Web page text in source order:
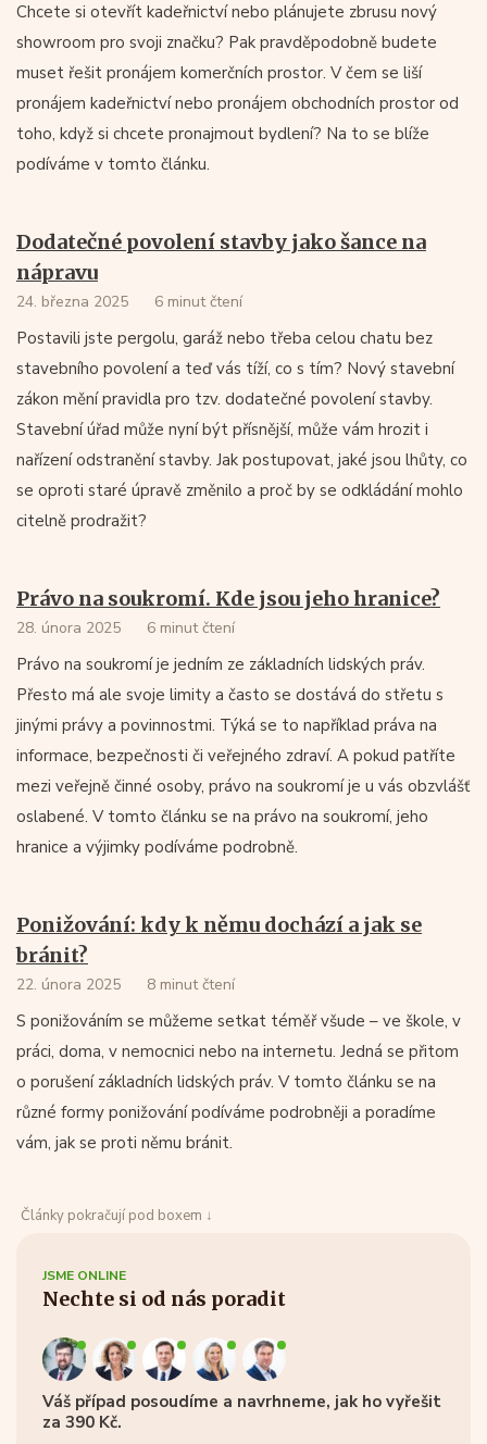
Chcete si otevřít kadeřnictví nebo plánujete zbrusu nový
showroom pro svoji značku? Pak pravděpodobně budete
muset řešit pronájem komerčních prostor. V čem se liší
pronájem kadeřnictví nebo pronájem obchodních prostor od
toho, když si chcete pronajmout bydlení? Na to se blíže
podíváme v tomto článku.
Dodatečné povolení stavby jako šance na
nápravu
24. března 2025 6 minut čtení
Postavili jste pergolu, garáž nebo třeba celou chatu bez
stavebního povolení a teď vás tíží, co s tím? Nový stavební
zákon mění pravidla pro tzv. dodatečné povolení stavby.
Stavební úřad může nyní být přísnější, může vám hrozit i
nařízení odstranění stavby. Jak postupovat, jaké jsou lhůty, co
se oproti staré úpravě změnilo a proč by se odkládání mohlo
citelně prodražit?
Právo na soukromí. Kde jsou jeho hranice?
28. února 2025 6 minut čtení
Právo na soukromí je jedním ze základních lidských práv.
Přesto má ale svoje limity a často se dostává do střetu s
jinými právy a povinnostmi. Týká se to například práva na
informace, bezpečnosti či veřejného zdraví. A pokud patříte
mezi veřejně činné osoby, právo na soukromí je u vás obzvlášť
oslabené. V tomto článku se na právo na soukromí, jeho
hranice a výjimky podíváme podrobně.
Ponižování: kdy k němu dochází a jak se
bránit?
22. února 2025 8 minut čtení
S ponižováním se můžeme setkat téměř všude – ve škole, v
práci, doma, v nemocnici nebo na internetu. Jedná se přitom
o porušení základních lidských práv. V tomto článku se na
různé formy ponižování podíváme podrobněji a poradíme
vám, jak se proti němu bránit.
Články pokračují pod boxem ↓
JSME ONLINE
Nechte si od nás poradit
Váš případ posoudíme a navrhneme, jak ho vyřešit
za 390 Kč.